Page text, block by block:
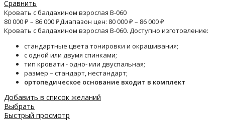
Сравнить
Кровать с балдахином взрослая B-060
80 000₽ – 86 000₽Диапазон цен: 80 000 ₽ – 86 000 ₽
Кровать с балдахином взрослая B-060. Доступно изготовление:
стандартные цвета тонировки и окрашивания;
с одной или двумя спинками;
тип кровати - одно- или двуспальная;
размер – стандарт, нестандарт;
ортопедическое основание входит в комплект
Добавить в список желаний
Выбрать
Быстрый просмотр